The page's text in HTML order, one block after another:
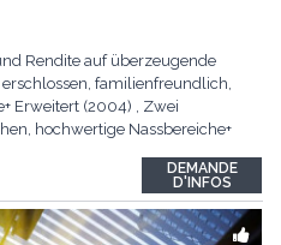
Rendite auf überzeugende
erschlossen, familienfreundlich,
Erweitert (2004) , Zwei
hochwertige Nassbereiche+
Unternehmer, Paare,
im neuwertigen
DEMANDE
D'INFOS